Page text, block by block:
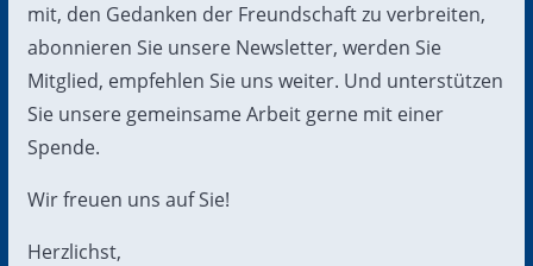
mit, den Gedanken der Freundschaft zu verbreiten,
abonnieren Sie unsere Newsletter, werden Sie
Mitglied, empfehlen Sie uns weiter. Und unterstützen
Sie unsere gemeinsame Arbeit gerne mit einer
Spende.
Wir freuen uns auf Sie!
Herzlichst,